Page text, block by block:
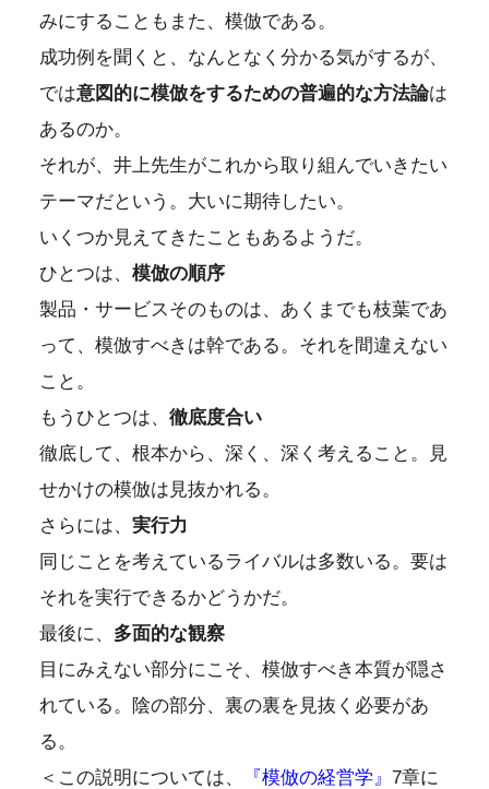
みにすることもまた、模倣である。
成功例を聞くと、なんとなく分かる気がするが、
では意図的に模倣をするための普遍的な方法論は
あるのか。
それが、井上先生がこれから取り組んでいきたい
テーマだという。大いに期待したい。
いくつか見えてきたこともあるようだ。
ひとつは、 模倣の順序
製品・サービスそのものは、あくまでも枝葉であ
って、模倣すべきは幹である。それを間違えない
こと。
もうひとつは、 徹底度合い
徹底して、根本から、深く、深く考えること。見
せかけの模倣は見抜かれる。
さらには、 実行力
同じことを考えているライバルは多数いる。要は
それを実行できるかどうかだ。
最後に、 多面的な観察
目にみえない部分にこそ、模倣すべき本質が隠さ
れている。陰の部分、裏の裏を見抜く必要があ
る。
＜この説明については、
『模倣の経営学』 7章に